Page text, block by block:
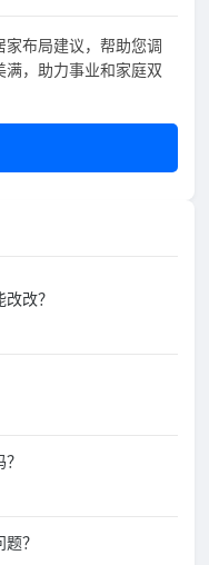
布局建议，帮助您调
，助力事业和家庭双
改？
？